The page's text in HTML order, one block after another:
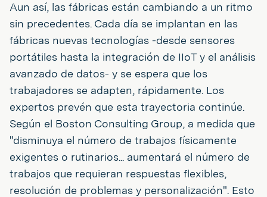
Aun así, las fábricas están cambiando a un ritmo
sin precedentes. Cada día se implantan en las
fábricas nuevas tecnologías -desde sensores
portátiles hasta la integración de IIoT y el análisis
avanzado de datos- y se espera que los
trabajadores se adapten, rápidamente. Los
expertos prevén que esta trayectoria continúe.
Según el Boston Consulting Group, a medida que
"disminuya el número de trabajos físicamente
exigentes o rutinarios... aumentará el número de
trabajos que requieran respuestas flexibles,
resolución de problemas y personalización". Esto